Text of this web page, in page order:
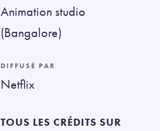
Animation studio
(Bangalore)
DIFFUSÉ PAR
Netflix
TOUS LES CRÉDITS SUR